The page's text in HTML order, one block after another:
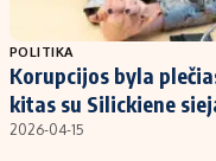
Populiarios temos
Investavimas
Akcijų rinka
POLITIKA
Korupcijos byla
kitas su Silickiene
2026-04-15